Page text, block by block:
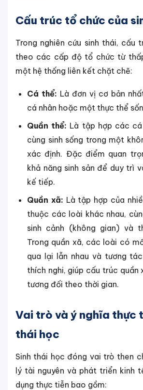
Cấu trúc tổ chức của
Trong nghiên cứu sinh thái, cấu
theo các cấp độ tổ chức từ
một hệ thống liên kết chặt chẽ:
Cá thể: Là đơn vị cơ bản
cá nhân hoặc một thực thể
Quần thể: Là tập hợp các
cùng sinh sống trong một
xác định. Đặc điểm quan
khả năng sinh sản để duy trì
kế tiếp.
Quần xã: Là tập hợp của
thuộc các loài khác nhau,
sinh cảnh (không gian) và
Trong quần xã, các loài có
qua lại lẫn nhau và tương
thích nghi, giúp cấu trúc quần
tương đối theo thời gian.
Vai trò và ý nghĩa thực
thái học
Sinh thái học đóng vai trò then
lý tài nguyên và phát triển kinh
dụng thực tiễn bao gồm: